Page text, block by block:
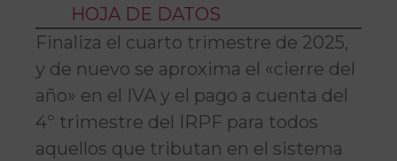
HOJA DE DATOS
Finaliza el cuarto trimestre de 2025,
y de nuevo se aproxima el «cierre del
año» en el IVA y el pago a cuenta del
4º trimestre del IRPF para todos
aquellos que tributan en el sistema